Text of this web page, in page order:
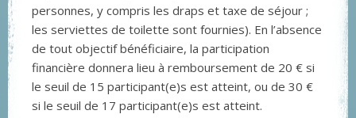
personnes, y compris les draps et taxe de séjour ;
les serviettes de toilette sont fournies). En l’absence
de tout objectif bénéficiaire, la participation
financière donnera lieu à remboursement de 20 € si
le seuil de 15 participant(e)s est atteint, ou de 30 €
si le seuil de 17 participant(e)s est atteint.